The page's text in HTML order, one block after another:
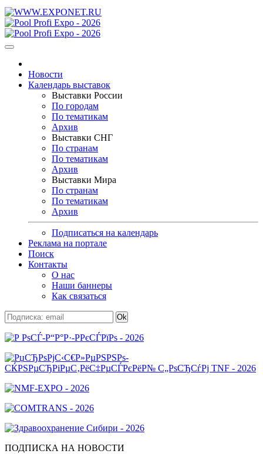
Новости
Календарь выставок
Выставки России
По городам
По тематикам
Архив
Выставки СНГ
По странам
По тематикам
Архив
Выставки Мира
По странам
По тематикам
Архив
Подписаться на календарь
Реклама на портале
Поиск
Контакты
О нас
Наши баннеры
Как связаться
ПОДПИСКА НА НОВОСТИ